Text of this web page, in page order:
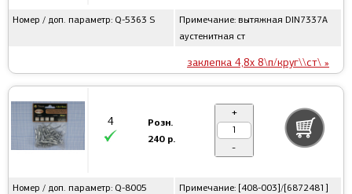
Номер / доп. параметр: Q-5363 S
Примечание: вытяжная DIN7337A
аустенитная ст
заклепка 4,8x 8\п/круг\\ст\ »
Номер / доп. параметр: Q-8005 Примечание: [408-003]/[6872481]
4
Розн.
240 р.
+
-